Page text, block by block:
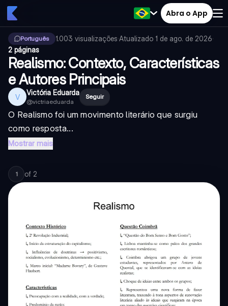
Abra o App
Português 1.003 visualizações·Atualizado 1 de ago. de 2026·
2 páginas
Realismo: Contexto, Características
e Autores Principais
V Victória Eduarda
@victriaeduarda
Seguir
O Realismo foi um movimento literário que surgiu
como resposta...
Mostrar mais
1 of 2